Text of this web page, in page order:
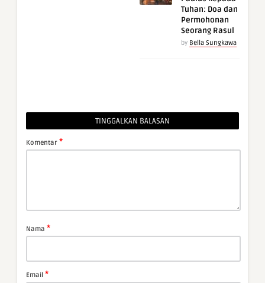
Tuhan: Doa dan
Permohonan
Seorang Rasul
by Bella Sungkawa
TINGGALKAN BALASAN
Komentar *
Nama *
Email *